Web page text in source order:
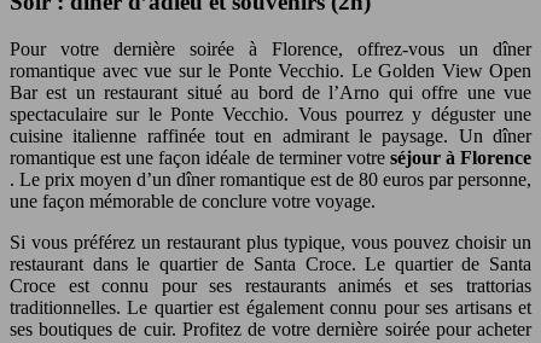
Pour votre dernière soirée à Florence, offrez-vous un dîner
romantique avec vue sur le Ponte Vecchio. Le Golden View Open
Bar est un restaurant situé au bord de l’Arno qui offre une vue
spectaculaire sur le Ponte Vecchio. Vous pourrez y déguster une
cuisine italienne raffinée tout en admirant le paysage. Un dîner
romantique est une façon idéale de terminer votre séjour à Florence
. Le prix moyen d’un dîner romantique est de 80 euros par personne,
une façon mémorable de conclure votre voyage.
Si vous préférez un restaurant plus typique, vous pouvez choisir un
restaurant dans le quartier de Santa Croce. Le quartier de Santa
Croce est connu pour ses restaurants animés et ses trattorias
traditionnelles. Le quartier est également connu pour ses artisans et
ses boutiques de cuir. Profitez de votre dernière soirée pour acheter